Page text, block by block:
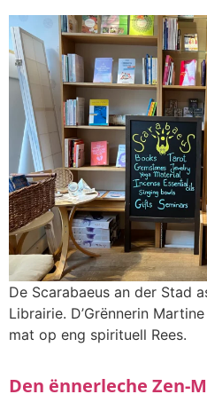
De Scarabaeus an der Stad
Librairie. D’Grënnerin
mat op eng spirituell Rees.
Den ënnerleche Zen-